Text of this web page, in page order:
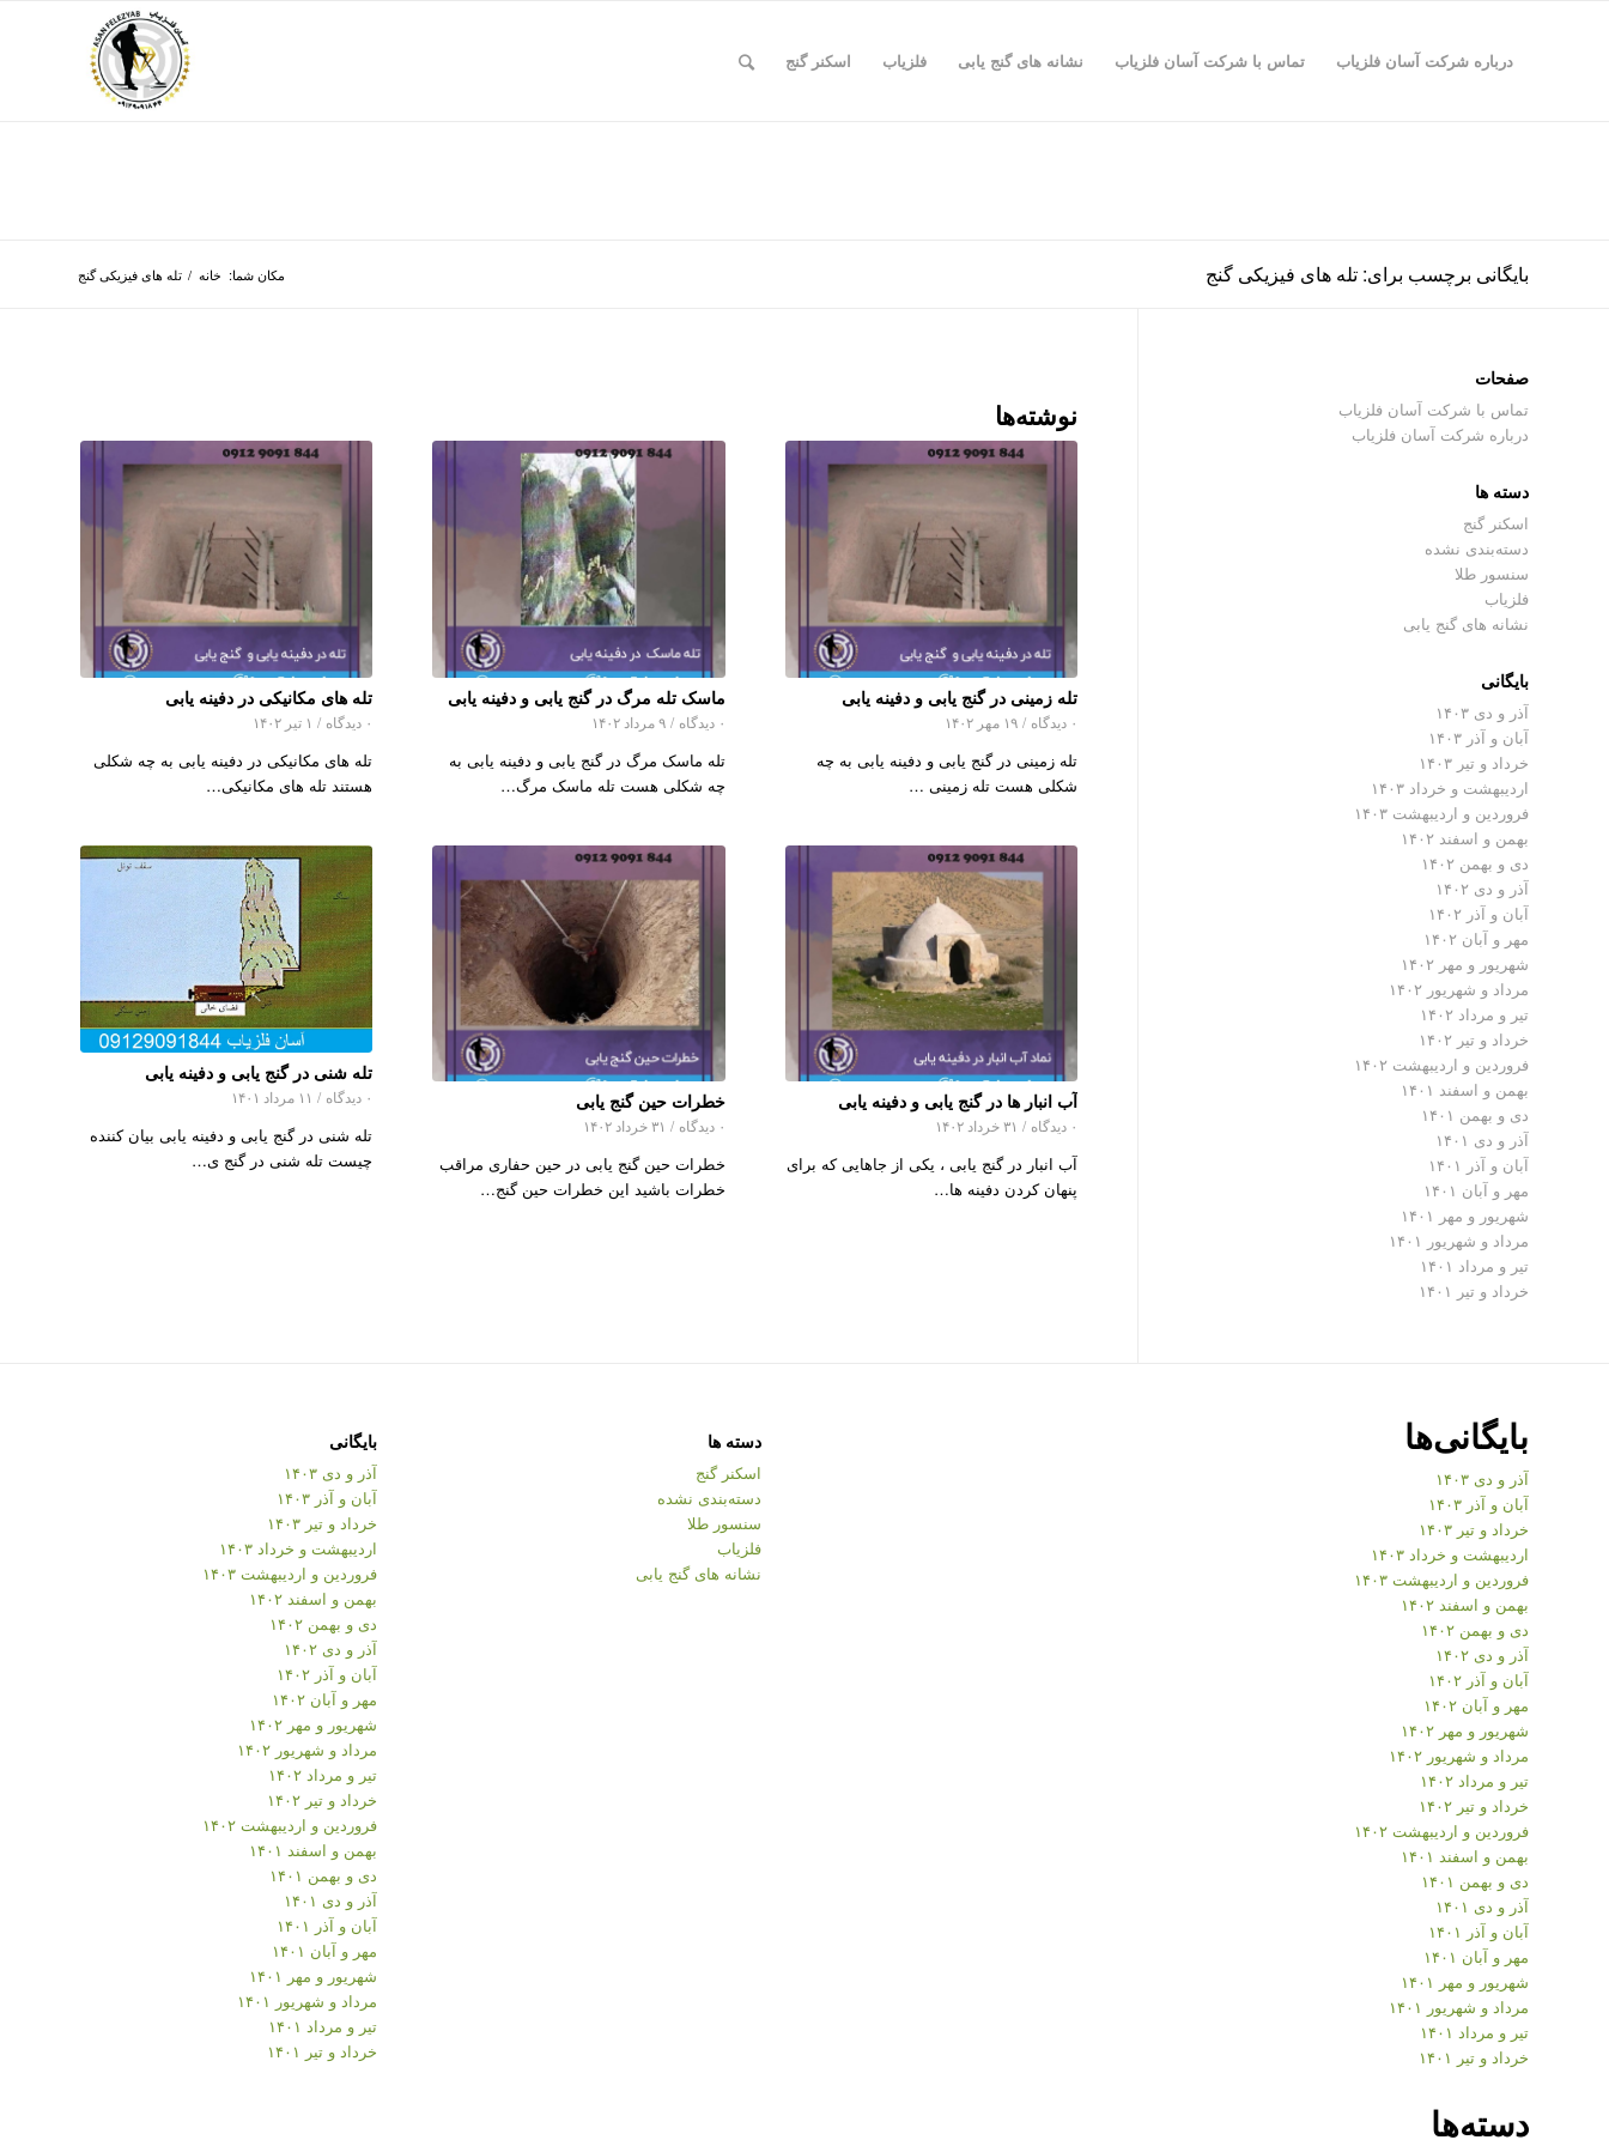
درباره شرکت آسان فلزیاب تماس با شرکت آسان فلزیاب نشانه های گنج یابی فلزیاب اسکنر گنج
بایگانی برچسب برای: تله های فیزیکی گنج مکان شما: خانه / تله های فیزیکی گنج
نوشته‌ها
تله زمینی در گنج یابی و دفینه یابی
۰ دیدگاه / ۱۹ مهر ۱۴۰۲
تله زمینی در گنج یابی و دفینه یابی به چه
شکلی هست تله زمینی …
ماسک تله مرگ در گنج یابی و دفینه یابی
۰ دیدگاه / ۹ مرداد ۱۴۰۲
تله ماسک مرگ در گنج یابی و دفینه یابی به
چه شکلی هست تله ماسک مرگ…
تله های مکانیکی در دفینه یابی
۰ دیدگاه / ۱ تیر ۱۴۰۲
تله های مکانیکی در دفینه یابی به چه شکلی
هستند تله های مکانیکی…
آب انبار ها در گنج یابی و دفینه یابی
۰ دیدگاه / ۳۱ خرداد ۱۴۰۲
آب انبار در گنج یابی ، یکی از جاهایی که برای
پنهان کردن دفینه ها…
خطرات حین گنج یابی
۰ دیدگاه / ۳۱ خرداد ۱۴۰۲
خطرات حین گنج یابی در حین حفاری مراقب
خطرات باشید این خطرات حین گنج…
تله شنی در گنج یابی و دفینه یابی
۰ دیدگاه / ۱۱ مرداد ۱۴۰۱
تله شنی در گنج یابی و دفینه یابی بیان کننده
چیست تله شنی در گنج ی…
صفحات
تماس با شرکت آسان فلزیاب
درباره شرکت آسان فلزیاب
دسته ها
اسکنر گنج
دسته‌بندی نشده
سنسور طلا
فلزیاب
نشانه های گنج یابی
بایگانی
آذر و دی ۱۴۰۳
آبان و آذر ۱۴۰۳
خرداد و تیر ۱۴۰۳
اردیبهشت و خرداد ۱۴۰۳
فروردین و اردیبهشت ۱۴۰۳
بهمن و اسفند ۱۴۰۲
دی و بهمن ۱۴۰۲
آذر و دی ۱۴۰۲
آبان و آذر ۱۴۰۲
مهر و آبان ۱۴۰۲
شهریور و مهر ۱۴۰۲
مرداد و شهریور ۱۴۰۲
تیر و مرداد ۱۴۰۲
خرداد و تیر ۱۴۰۲
فروردین و اردیبهشت ۱۴۰۲
بهمن و اسفند ۱۴۰۱
دی و بهمن ۱۴۰۱
آذر و دی ۱۴۰۱
آبان و آذر ۱۴۰۱
مهر و آبان ۱۴۰۱
شهریور و مهر ۱۴۰۱
مرداد و شهریور ۱۴۰۱
تیر و مرداد ۱۴۰۱
خرداد و تیر ۱۴۰۱
بایگانی‌ها
آذر و دی ۱۴۰۳
آبان و آذر ۱۴۰۳
خرداد و تیر ۱۴۰۳
اردیبهشت و خرداد ۱۴۰۳
فروردین و اردیبهشت ۱۴۰۳
بهمن و اسفند ۱۴۰۲
دی و بهمن ۱۴۰۲
آذر و دی ۱۴۰۲
آبان و آذر ۱۴۰۲
مهر و آبان ۱۴۰۲
شهریور و مهر ۱۴۰۲
مرداد و شهریور ۱۴۰۲
تیر و مرداد ۱۴۰۲
خرداد و تیر ۱۴۰۲
فروردین و اردیبهشت ۱۴۰۲
بهمن و اسفند ۱۴۰۱
دی و بهمن ۱۴۰۱
آذر و دی ۱۴۰۱
آبان و آذر ۱۴۰۱
مهر و آبان ۱۴۰۱
شهریور و مهر ۱۴۰۱
مرداد و شهریور ۱۴۰۱
تیر و مرداد ۱۴۰۱
خرداد و تیر ۱۴۰۱
دسته‌ها
دسته ها
اسکنر گنج
دسته‌بندی نشده
سنسور طلا
فلزیاب
نشانه های گنج یابی
بایگانی
آذر و دی ۱۴۰۳
آبان و آذر ۱۴۰۳
خرداد و تیر ۱۴۰۳
اردیبهشت و خرداد ۱۴۰۳
فروردین و اردیبهشت ۱۴۰۳
بهمن و اسفند ۱۴۰۲
دی و بهمن ۱۴۰۲
آذر و دی ۱۴۰۲
آبان و آذر ۱۴۰۲
مهر و آبان ۱۴۰۲
شهریور و مهر ۱۴۰۲
مرداد و شهریور ۱۴۰۲
تیر و مرداد ۱۴۰۲
خرداد و تیر ۱۴۰۲
فروردین و اردیبهشت ۱۴۰۲
بهمن و اسفند ۱۴۰۱
دی و بهمن ۱۴۰۱
آذر و دی ۱۴۰۱
آبان و آذر ۱۴۰۱
مهر و آبان ۱۴۰۱
شهریور و مهر ۱۴۰۱
مرداد و شهریور ۱۴۰۱
تیر و مرداد ۱۴۰۱
خرداد و تیر ۱۴۰۱